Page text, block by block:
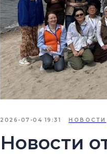
2026-07-04 19:31 НОВОСТИ
Новости